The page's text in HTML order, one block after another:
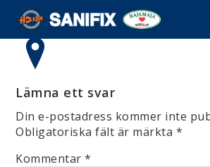
Lämna ett svar
Din e-postadress kommer inte
Obligatoriska fält är märkta *
Kommentar*